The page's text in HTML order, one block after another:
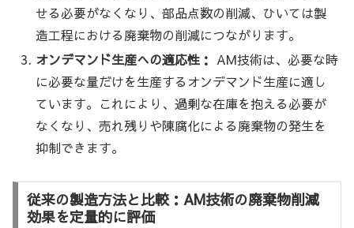
せる必要がなくなり、部品点数の削減、ひいては製
造工程における廃棄物の削減につながります。
オンデマンド生産への適応性： AM技術は、必要な時
に必要な量だけを生産するオンデマンド生産に適し
ています。これにより、過剰な在庫を抱える必要が
なくなり、売れ残りや陳腐化による廃棄物の発生を
抑制できます。
従来の製造方法と比較：AM技術の廃棄物削減
効果を定量的に評価